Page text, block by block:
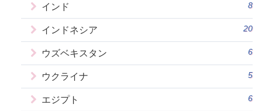
インド 8
インドネシア 20
ウズベキスタン 6
ウクライナ 5
エジプト 6